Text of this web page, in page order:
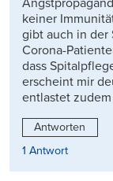
keiner
gibt auch in der
Corona-
dass
erscheint mir
entlastet
Antworten
1 Antwort